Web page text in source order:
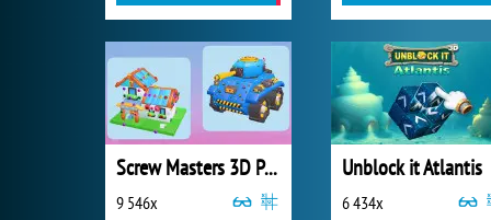
Screw Masters 3D Puzzle
9 546x
Unblock it Atlantis
6 434x